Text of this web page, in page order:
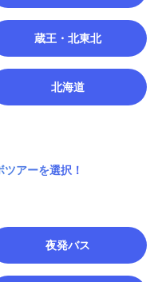
蔵王・北東北
北海道
アーを選択！
夜発バス